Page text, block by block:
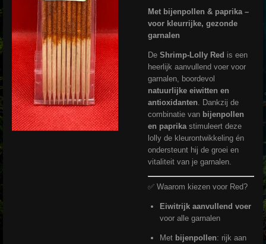
Met bijenpollen & paprika –
voor kleurrijke, gezonde
garnalen
De Shrimp-Lolly Red is een
heerlijk aanvullend voer voor
garnalen, boordevol
natuurlijke eiwitten en
antioxidanten. Dankzij de
combinatie van bijenpollen
en paprikastimuleert deze
lolly de kleurontwikkeling én
ondersteunt hij de groei en
vitaliteit van je garnalen.
✅ Waarom kiezen voor Red?
Eiwitrijk aanvullend voer
voor alle garnalen
Met bijenpollen: rijk aan